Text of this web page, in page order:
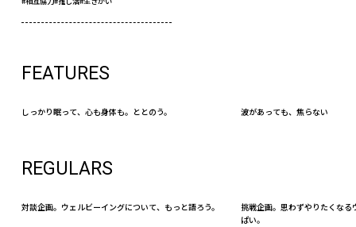
FEATURES
しっかり眠って、心も身体も。ととのう。 波があっても、焦らない
REGULARS
対談企画。ウェルビーイングについて、もっと語ろう。
挑戦企画。思わずやりたくなる
ぱい。